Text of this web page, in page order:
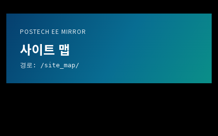
POSTECH EE MIRROR
사이트 맵
경로: /site_map/